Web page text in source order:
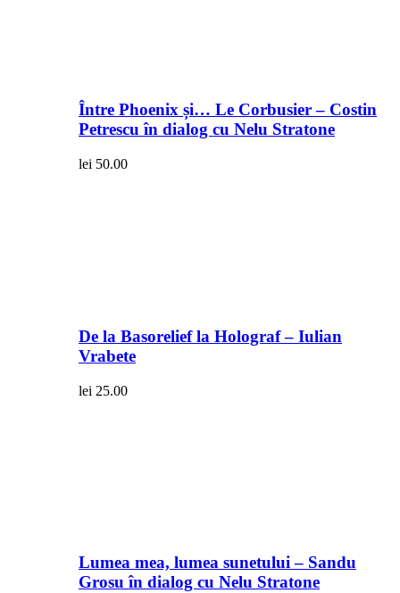
Între Phoenix și… Le Corbusier – Costin
Petrescu în dialog cu Nelu Stratone
lei 50.00
De la Basorelief la Holograf – Iulian
Vrabete
lei 25.00
Lumea mea, lumea sunetului – Sandu
Grosu în dialog cu Nelu Stratone